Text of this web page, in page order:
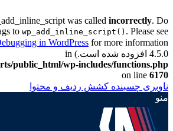
was called incorrectly. Do
to wp_add_inline_script() . Please see
in WordPress
4.5.0 افزوده شده است.) in
public_html/wp-includes/functions.php
on line 6170
ناوبری چسبنده کشش ردیف و محتوا
منو